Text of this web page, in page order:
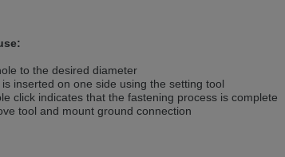
v této verzi
Sprache als die derzeit angezeigte bevorzugt.
to the desired diameter
is inserted on one side using the setting tool
click indicates that the fastening process is complete
tool and mount ground connection